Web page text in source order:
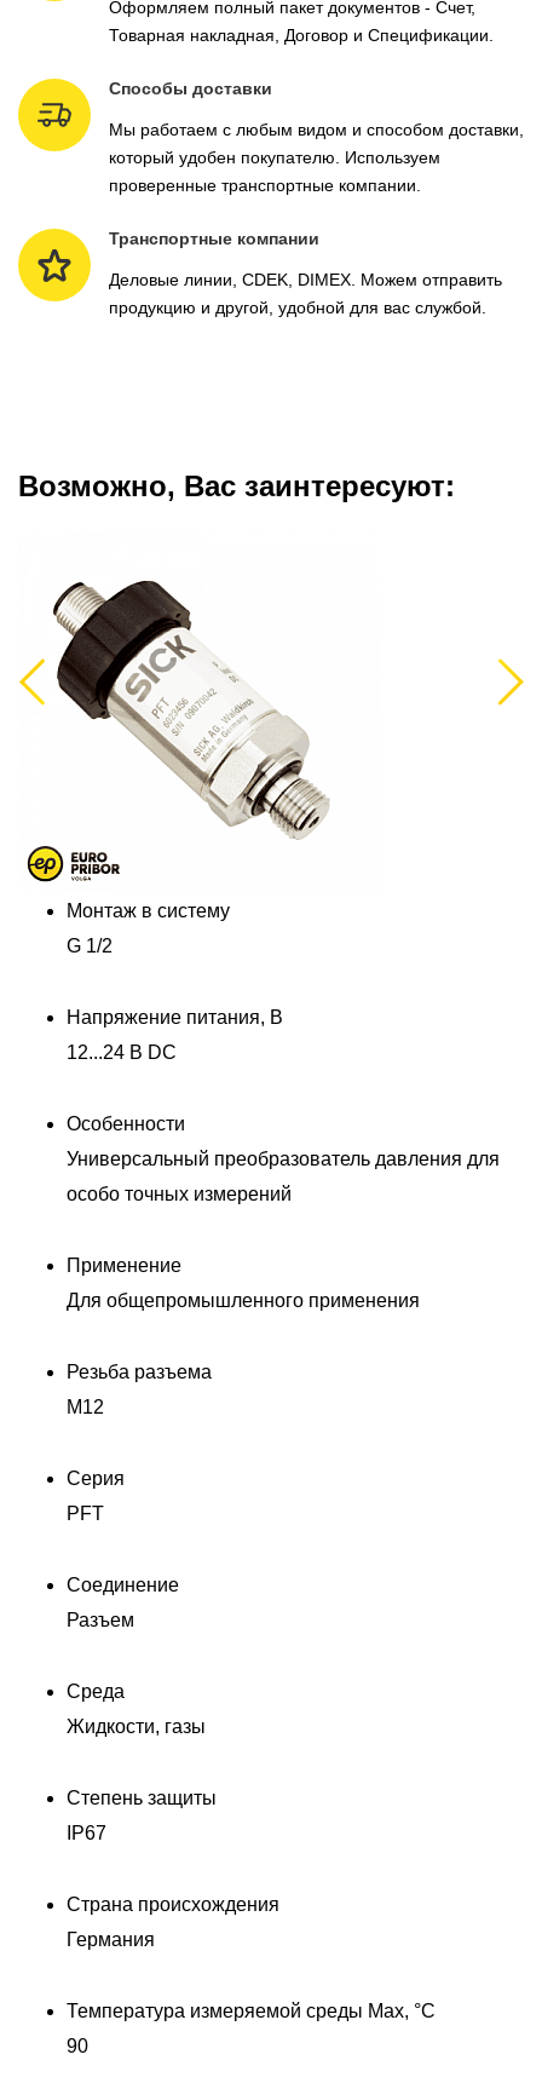
Оформляем полный пакет документов - Счет,
Товарная накладная, Договор и Спецификации.
Способы доставки
Мы работаем с любым видом и способом доставки,
который удобен покупателю. Используем
проверенные транспортные компании.
Транспортные компании
Деловые линии, CDEK, DIMEX. Можем отправить
продукцию и другой, удобной для вас службой.
Возможно, Вас заинтересуют:
Previous
Монтаж в систему
G 1/2
Напряжение питания, В
12...24 В DC
Особенности
Универсальный преобразователь давления для
особо точных измерений
Применение
Для общепромышленного применения
Резьба разъема
M12
Серия
PFT
Соединение
Разъем
Среда
Жидкости, газы
Степень защиты
IP67
Страна происхождения
Германия
Температура измеряемой среды Max, °C
90
Next